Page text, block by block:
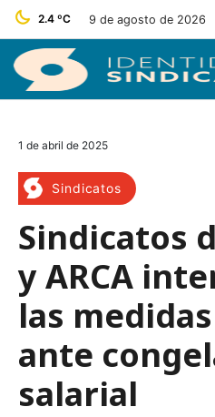
2.4 ºC 9 de agosto de 2026
1 de abril de 2025
Sindicatos
Sindicatos
y ARCA
las
ante
salarial